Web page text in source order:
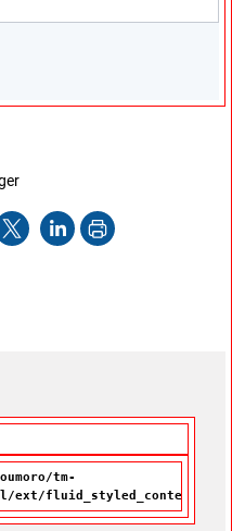
cette page
LinkedInImprimer
tm-
ext/fluid_styled_content/